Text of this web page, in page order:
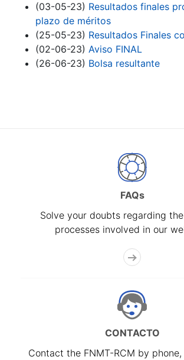
(03-05-23) Resultados finales
plazo de méritos
(25-05-23) Resultados Finales
(02-06-23) Aviso FINAL
(26-06-23) Bolsa resultante
FAQs
Solve your doubts regarding
processes involved in our
CONTACTO
Contact the FNMT-RCM by